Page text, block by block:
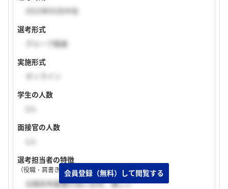
2023年05月中旬
選考形式
グループ面接
実施形式
オンライン
学生の人数
面接官の人数
選考担当者の特徴
（役職・肩書き・入社年次など）
比較的年齢層の高い女性、優しい